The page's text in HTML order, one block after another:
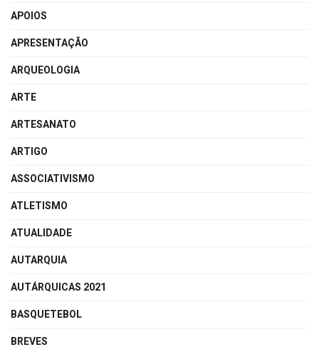
APOIOS
APRESENTAÇÃO
ARQUEOLOGIA
ARTE
ARTESANATO
ARTIGO
ASSOCIATIVISMO
ATLETISMO
ATUALIDADE
AUTARQUIA
AUTÁRQUICAS 2021
BASQUETEBOL
BREVES